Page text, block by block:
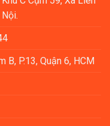
B, P.13, Quận 6, HCM